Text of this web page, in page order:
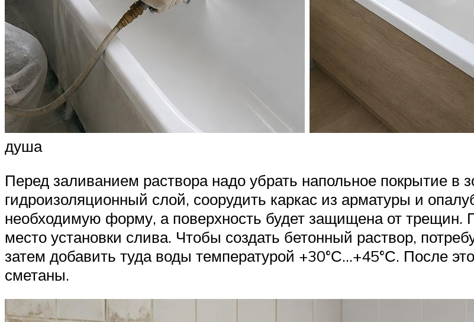
душа
Перед заливанием раствора надо убрать напольное покрытие в
гидроизоляционный слой, соорудить каркас из арматуры и
необходимую форму, а поверхность будет защищена от трещин.
место установки слива. Чтобы создать бетонный раствор,
затем добавить туда воды температурой +30°С…+45°С. После
сметаны.